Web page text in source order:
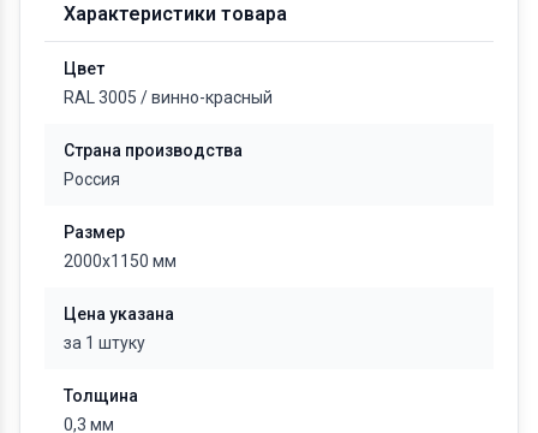
Характеристики товара
Цвет
RAL 3005 /винно-красный
Страна производства
Россия
Размер
2000х1150 мм
Цена указана
за 1 штуку
Толщина
0,3 мм